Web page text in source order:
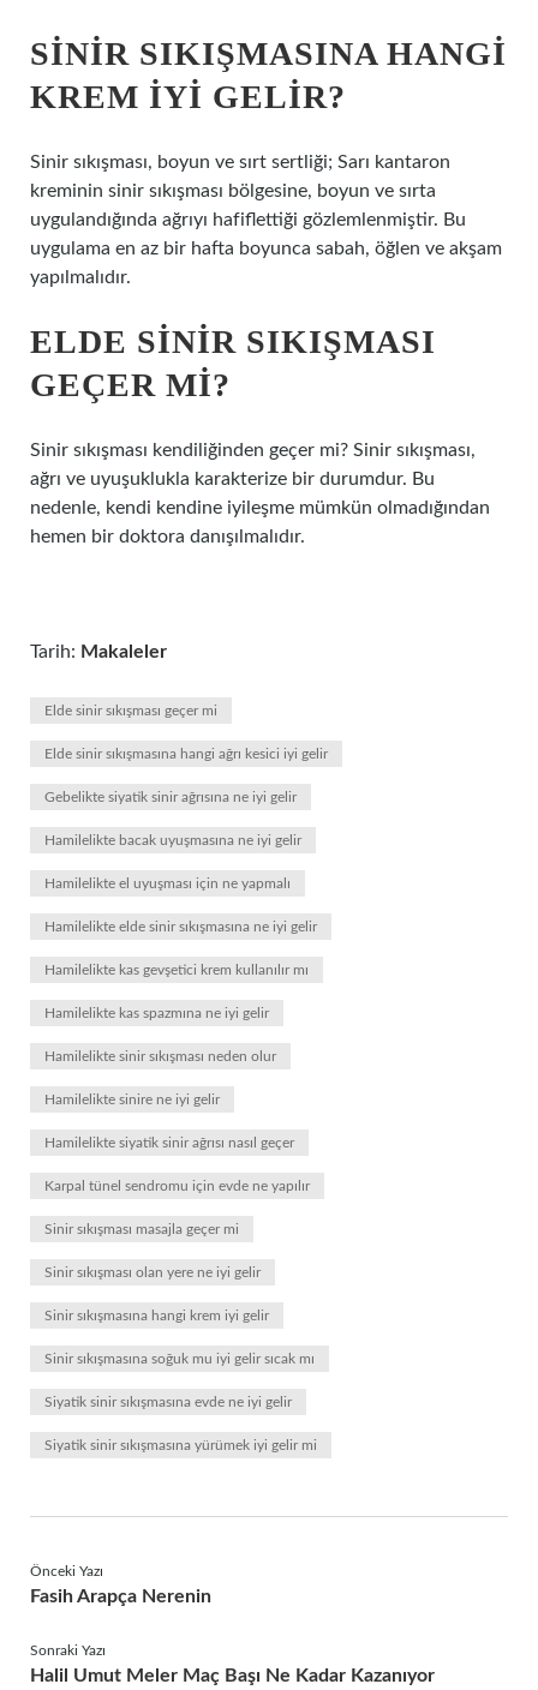
SINIR SIKIŞMASINA HANGI
KREM IYI GELIR?
Sinir sıkışması, boyun ve sırt sertliği; Sarı kantaron
kreminin sinir sıkışması bölgesine, boyun ve sırta
uygulandığında ağrıyı hafiflettiği gözlemlenmiştir. Bu
uygulama en az bir hafta boyunca sabah, öğlen ve akşam
yapılmalıdır.
ELDE SINIR SIKIŞMASI
GEÇER MI?
Sinir sıkışması kendiliğinden geçer mi? Sinir sıkışması,
ağrı ve uyuşuklukla karakterize bir durumdur. Bu
nedenle, kendi kendine iyileşme mümkün olmadığından
hemen bir doktora danışılmalıdır.
Tarih: Makaleler
Elde sinir sıkışması geçer mi
Elde sinir sıkışmasına hangi ağrı kesici iyi gelir
Gebelikte siyatik sinir ağrısına ne iyi gelir
Hamilelikte bacak uyuşmasına ne iyi gelir
Hamilelikte el uyuşması için ne yapmalı
Hamilelikte elde sinir sıkışmasına ne iyi gelir
Hamilelikte kas gevşetici krem kullanılır mı
Hamilelikte kas spazmına ne iyi gelir
Hamilelikte sinir sıkışması neden olur
Hamilelikte sinire ne iyi gelir
Hamilelikte siyatik sinir ağrısı nasıl geçer
Karpal tünel sendromu için evde ne yapılır
Sinir sıkışması masajla geçer mi
Sinir sıkışması olan yere ne iyi gelir
Sinir sıkışmasına hangi krem iyi gelir
Sinir sıkışmasına soğuk mu iyi gelir sıcak mı
Siyatik sinir sıkışmasına evde ne iyi gelir
Siyatik sinir sıkışmasına yürümek iyi gelir mi
Önceki Yazı
Fasih Arapça Nerenin
Sonraki Yazı
Halil Umut Meler Maç Başı Ne Kadar Kazanıyor